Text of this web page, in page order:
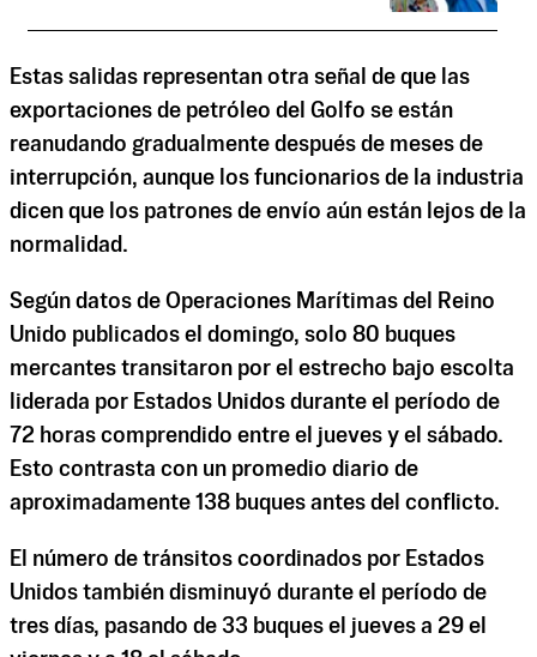
Estas salidas representan otra señal de que las
exportaciones de petróleo del Golfo se están
reanudando gradualmente después de meses de
interrupción, aunque los funcionarios de la industria
dicen que los patrones de envío aún están lejos de la
normalidad.
Según datos de Operaciones Marítimas del Reino
Unido publicados el domingo, solo 80 buques
mercantes transitaron por el estrecho bajo escolta
liderada por Estados Unidos durante el período de
72 horas comprendido entre el jueves y el sábado.
Esto contrasta con un promedio diario de
aproximadamente 138 buques antes del conflicto.
El número de tránsitos coordinados por Estados
Unidos también disminuyó durante el período de
tres días, pasando de 33 buques el jueves a 29 el